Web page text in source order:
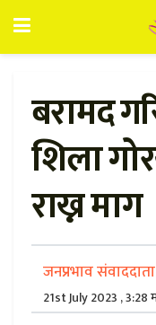
बरामद
शिला
राख्न माग
जनप्रभाव संवाददाता
21st July 2023 , 3:28